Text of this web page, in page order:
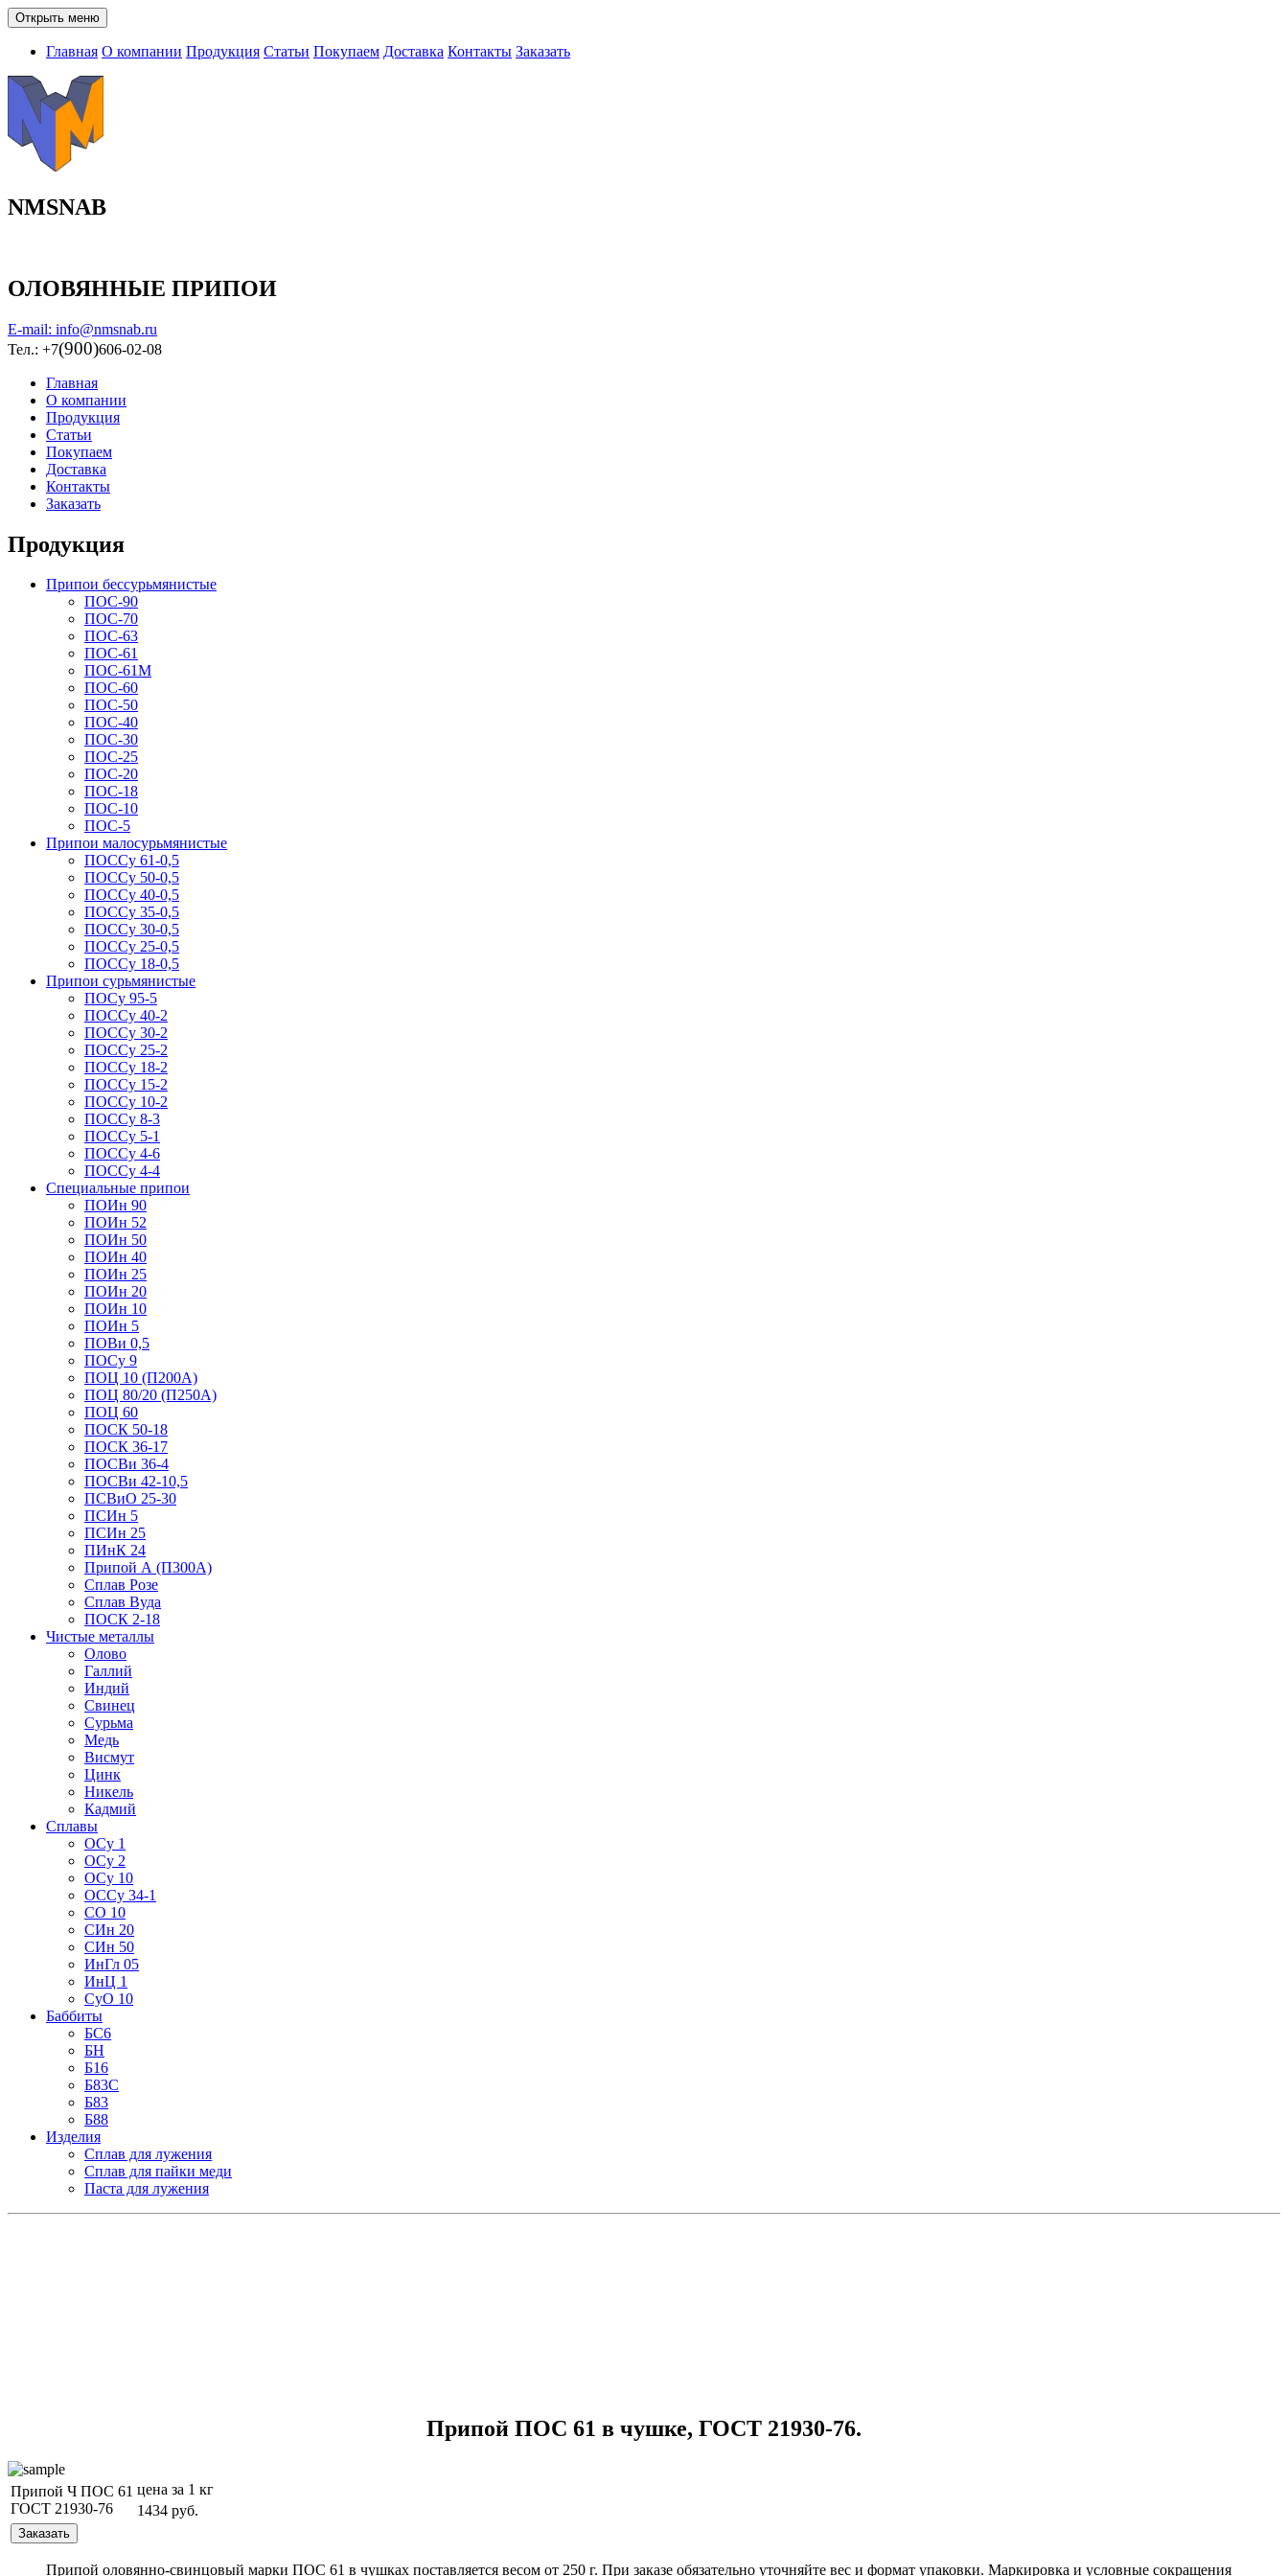
Открыть меню
Главная О компании Продукция Статьи Покупаем Доставка Контакты Заказать
NMSNAB
ОЛОВЯННЫЕ ПРИПОИ
E-mail: info@nmsnab.ru
Тел.: +7(900)606-02-08
Главная
О компании
Продукция
Статьи
Покупаем
Доставка
Контакты
Заказать
Продукция
Припои бессурьмянистые
ПОС-90
ПОС-70
ПОС-63
ПОС-61
ПОС-61M
ПОС-60
ПОС-50
ПОС-40
ПОС-30
ПОС-25
ПОС-20
ПОС-18
ПОС-10
ПОС-5
Припои малосурьмянистые
ПОССу 61-0,5
ПОССу 50-0,5
ПОССу 40-0,5
ПОССу 35-0,5
ПОССу 30-0,5
ПОССу 25-0,5
ПОССу 18-0,5
Припои сурьмянистые
ПОСу 95-5
ПОССу 40-2
ПОССу 30-2
ПОССу 25-2
ПОССу 18-2
ПОССу 15-2
ПОССу 10-2
ПОССу 8-3
ПОССу 5-1
ПОССу 4-6
ПОССу 4-4
Специальные припои
ПОИн 90
ПОИн 52
ПОИн 50
ПОИн 40
ПОИн 25
ПОИн 20
ПОИн 10
ПОИн 5
ПОВи 0,5
ПОСу 9
ПОЦ 10 (П200А)
ПОЦ 80/20 (П250А)
ПОЦ 60
ПОСК 50-18
ПОСК 36-17
ПОСВи 36-4
ПОСВи 42-10,5
ПСВиО 25-30
ПСИн 5
ПСИн 25
ПИнК 24
Припой А (П300А)
Сплав Розе
Сплав Вуда
ПОСК 2-18
Чистые металлы
Олово
Галлий
Индий
Свинец
Сурьма
Медь
Висмут
Цинк
Никель
Кадмий
Сплавы
ОСу 1
ОСу 2
ОСу 10
ОССу 34-1
СО 10
СИн 20
СИн 50
ИнГл 05
ИнЦ 1
СуО 10
Баббиты
БС6
БН
Б16
Б83С
Б83
Б88
Изделия
Сплав для лужения
Сплав для пайки меди
Паста для лужения
Припой ПОС 61 в чушке, ГОСТ 21930-76.
Припой Ч ПОС 61
ГОСТ 21930-76
цена за 1 кг
1434 руб.
Припой оловянно-свинцовый марки ПОС 61 в чушках поставляется весом от 250 г. При заказе обязательно уточняйте вес и формат упаковки. Маркировка и условные сокращения